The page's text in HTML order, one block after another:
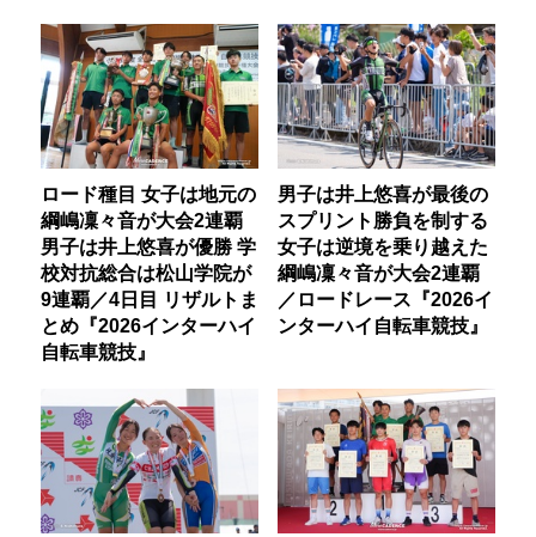
ロード種目 女子は地元の
綱嶋凜々音が大会2連覇
男子は井上悠喜が優勝 学
校対抗総合は松山学院が
9連覇／4日目 リザルトま
とめ『2026インターハイ
自転車競技』
男子は井上悠喜が最後の
スプリント勝負を制する
女子は逆境を乗り越えた
綱嶋凜々音が大会2連覇
／ロードレース『2026イ
ンターハイ自転車競技』